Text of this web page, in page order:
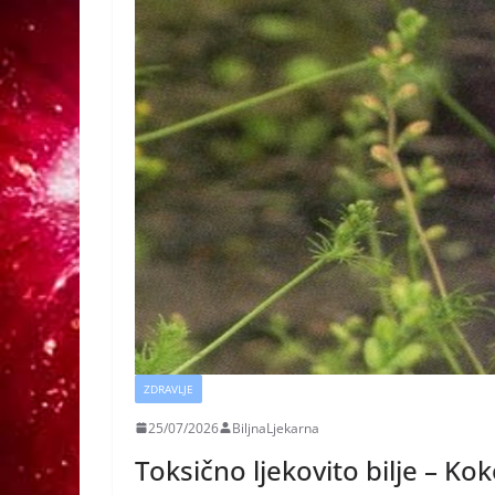
ZDRAVLJE
25/07/2026 BiljnaLjekarna
Toksično ljekovito bilje –